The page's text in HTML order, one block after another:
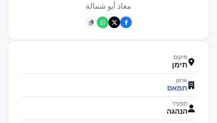
معاذ أبو شمالة
מיקום
תימן
ארגון
חמאס
תפקיד
הנהגה